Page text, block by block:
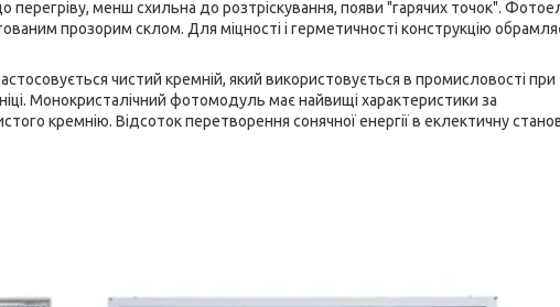
перегріву, менш схильна до розтріскування, появи "гарячих точок".
прозорим склом. Для міцності і герметичності конструкцію
чистий кремній, який використовується в промисловості при
Монокристалічний фотомодуль має найвищі характеристики за
кремнію. Відсоток перетворення сонячної енергії в еклектичну